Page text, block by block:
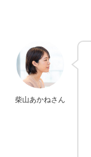
柴山あかねさん